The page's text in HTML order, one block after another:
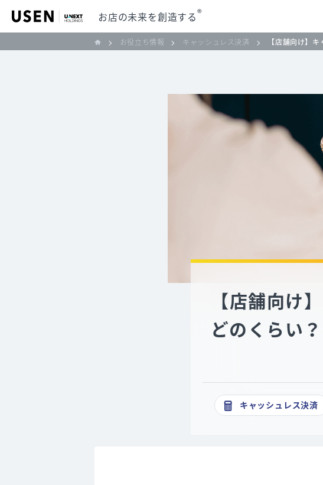
お店の未来を創造する®
お役立ち情報 キャッシュレス決済 【店舗向け】
【店舗向け
どのくらい
キャッシュレス決済